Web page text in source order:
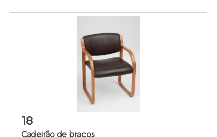
18
Cadeirão de braços